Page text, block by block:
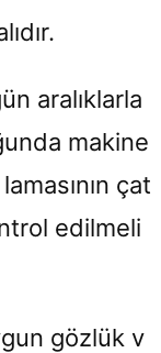
aralıklarla
makine
çat
edilmeli
gözlük v